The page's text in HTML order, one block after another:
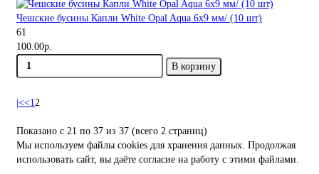
Чешские бусины Капли White Opal Aqua 6x9 мм/ (10 шт)
61
100.00р.
В корзину
|<<1 2
Показано с 21 по 37 из 37 (всего 2 страниц)
Мы используем файлы cookies для хранения данных. Продолжая
использовать сайт, вы даёте согласие на работу с этими файлами.